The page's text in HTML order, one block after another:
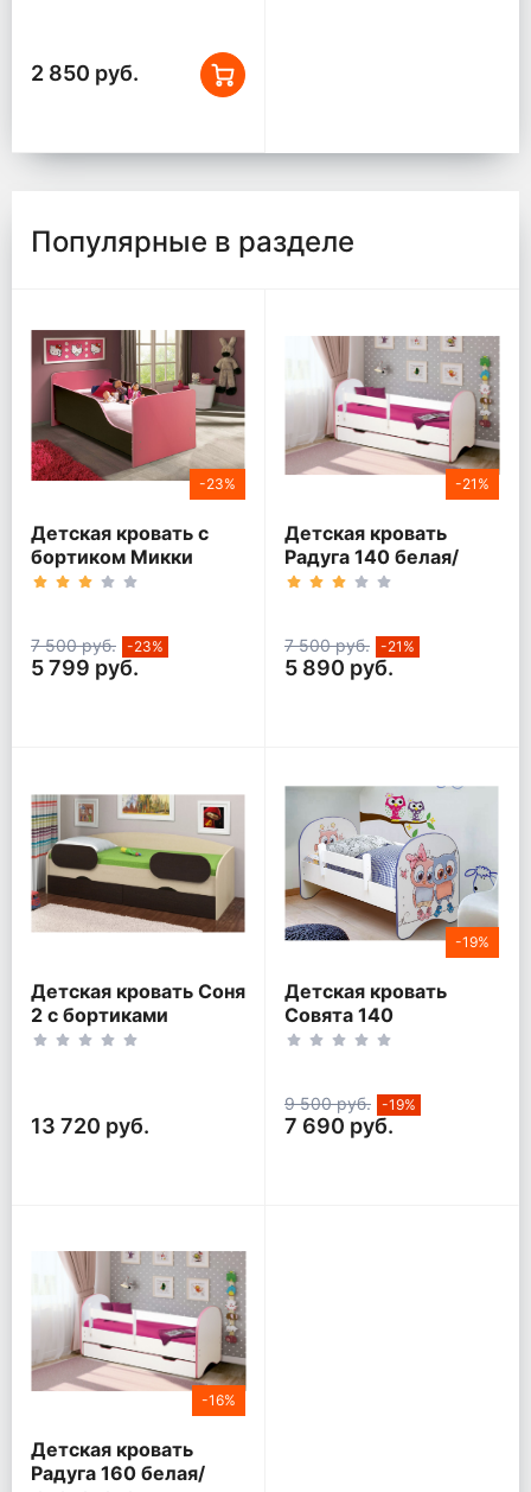
2 850 руб.
Популярные в разделе
-23%
Детская кровать с
бортиком Микки
7 500 руб. -23%
5 799 руб.
-21%
Детская кровать
Радуга 140 белая/
кант розовый
7 500 руб. -21%
5 890 руб.
Детская кровать Соня
2 с бортиками
13 720 руб.
-19%
Детская кровать
Совята 140
9 500 руб. -19%
7 690 руб.
-16%
Детская кровать
Радуга 160 белая/